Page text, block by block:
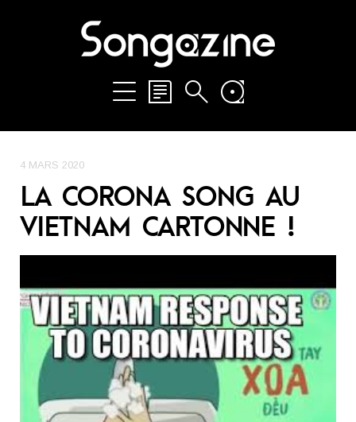
4 MARS 2020
LA CORONA SONG AU
VIETNAM CARTONNE !